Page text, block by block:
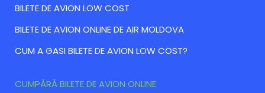
BILETE DE AVION LOW COST
BILETE DE AVION ONLINE DE AIR MOLDOVA
CUM A GASI BILETE DE AVION LOW COST?
CUMPĂRĂ BILETE DE AVION ONLINE